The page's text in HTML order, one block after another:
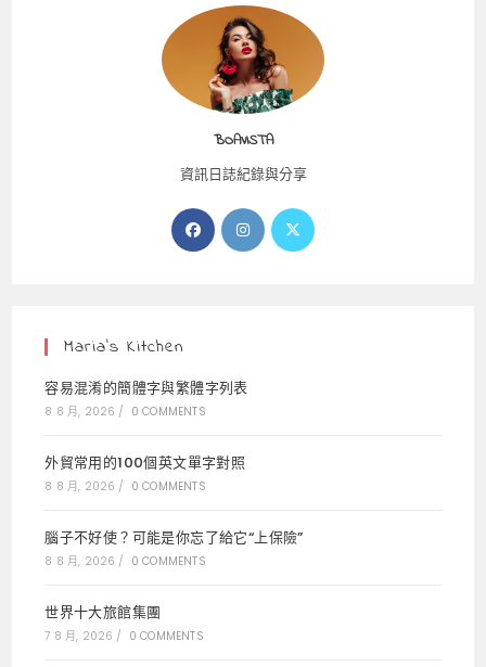
BOAVISTA
資訊日誌紀錄與分享
Opens
in
Opens
in
Opens
Maria’s Kitchen
容易混淆的簡體字與繁體字列表
8 8 月, 2026 / 0 COMMENTS
外貿常用的100個英文單字對照
8 8 月, 2026 / 0 COMMENTS
腦子不好使？可能是你忘了給它“上保險”
8 8 月, 2026 / 0 COMMENTS
世界十大旅館集團
7 8 月, 2026 / 0 COMMENTS